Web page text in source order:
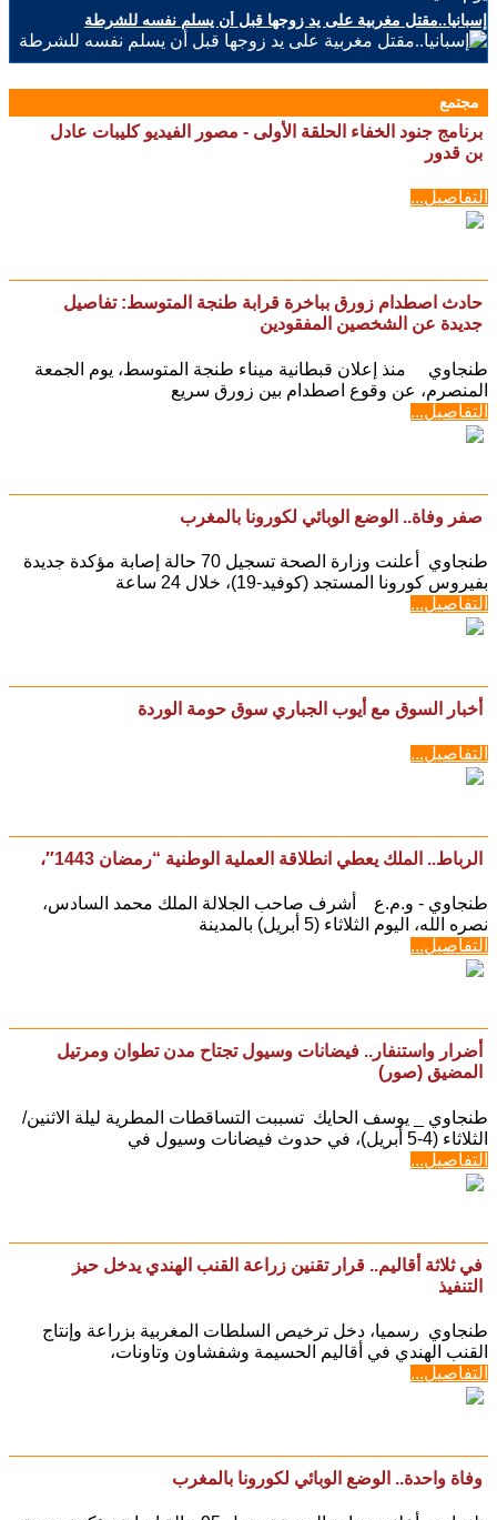
إسبانيا..مقتل مغربية على يد زوجها قبل أن يسلم نفسه للشرطة
مجتمع
برنامج جنود الخفاء الحلقة الأولى - مصور الفيديو كليبات عادل
بن قدور
التفاصيل...
حادث اصطدام زورق بباخرة قرابة طنجة المتوسط: تفاصيل
جديدة عن الشخصين المفقودين
طنجاوي منذ إعلان قبطانية ميناء طنجة المتوسط، يوم الجمعة
المنصرم، عن وقوع اصطدام بين زورق سريع
التفاصيل...
صفر وفاة.. الوضع الوبائي لكورونا بالمغرب
طنجاوي أعلنت وزارة الصحة تسجيل 70 حالة إصابة مؤكدة جديدة
بفيروس كورونا المستجد (كوفيد-19)، خلال 24 ساعة
التفاصيل...
أخبار السوق مع أيوب الجباري سوق حومة الوردة
التفاصيل...
الرباط.. الملك يعطي انطلاقة العملية الوطنية “رمضان 1443″،
طنجاوي - و.م.ع أشرف صاحب الجلالة الملك محمد السادس،
نصره الله، اليوم الثلاثاء (5 أبريل) بالمدينة
التفاصيل...
أضرار واستنفار.. فيضانات وسيول تجتاح مدن تطوان ومرتيل
المضيق (صور)
طنجاوي _ يوسف الحايك تسببت التساقطات المطرية ليلة الاثنين/
الثلاثاء (4-5 أبريل)، في حدوث فيضانات وسيول في
التفاصيل...
في ثلاثة أقاليم.. قرار تقنين زراعة القنب الهندي يدخل حيز
التنفيذ
طنجاوي رسميا، دخل ترخيص السلطات المغربية بزراعة وإنتاج
القنب الهندي في أقاليم الحسيمة وشفشاون وتاونات،
التفاصيل...
وفاة واحدة.. الوضع الوبائي لكورونا بالمغرب